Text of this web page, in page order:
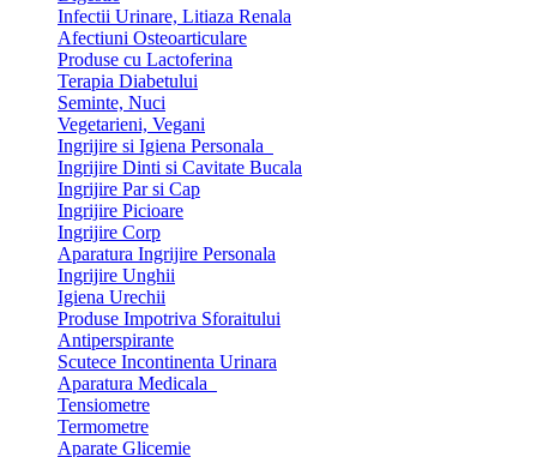
Infectii Urinare, Litiaza Renala
Afectiuni Osteoarticulare
Produse cu Lactoferina
Terapia Diabetului
Seminte, Nuci
Vegetarieni, Vegani
Ingrijire si Igiena Personala
Ingrijire Dinti si Cavitate Bucala
Ingrijire Par si Cap
Ingrijire Picioare
Ingrijire Corp
Aparatura Ingrijire Personala
Ingrijire Unghii
Igiena Urechii
Produse Impotriva Sforaitului
Antiperspirante
Scutece Incontinenta Urinara
Aparatura Medicala
Tensiometre
Termometre
Aparate Glicemie